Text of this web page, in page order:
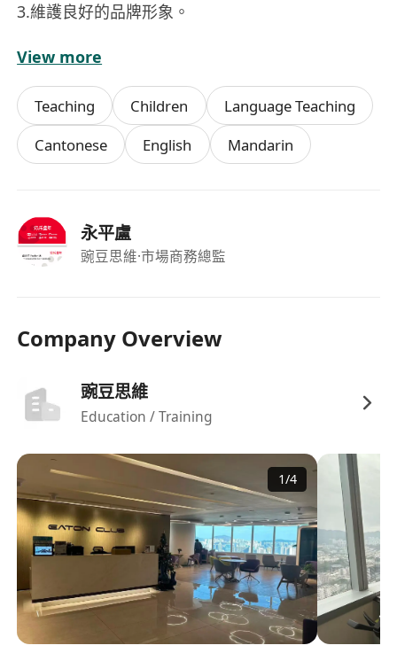
3.維護良好的品牌形象。
薪資標準
基本薪資：60元/小時
目標：6-8個註冊/天
邀約率（願意試堂）達到50%-60%薪資漲到70元/小
時
View more
Teaching Children
Language Teaching
Cantonese
English Mandarin
永平盧
豌豆思維·市場商務總監
Company Overview
豌豆思維
Education / Training
1/4